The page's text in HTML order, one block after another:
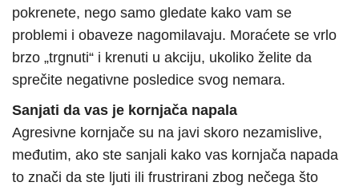
pokrenete, nego samo gledate kako vam se
problemi i obaveze nagomilavaju. Moraćete se vrlo
brzo „trgnuti“ i krenuti u akciju, ukoliko želite da
sprečite negativne posledice svog nemara.
Sanjati da vas je kornjača napala
Agresivne kornjače su na javi skoro nezamislive,
međutim, ako ste sanjali kako vas kornjača napada
to znači da ste ljuti ili frustrirani zbog nečega što